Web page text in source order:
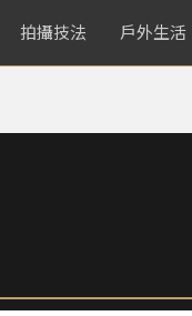
拍攝技法 戶外生活